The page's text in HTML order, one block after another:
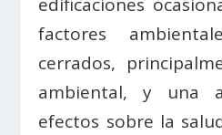
edificaciones
factores
cerrados,
ambiental, y una
efectos sobre la